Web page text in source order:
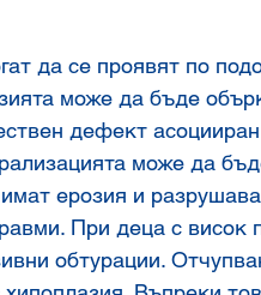
да се проявят по
може да бъде
дефект
може да
ерозия и
При деца с висок
обтурации.